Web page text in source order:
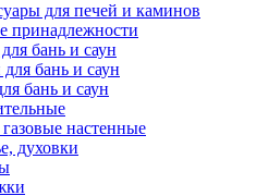
для печей и каминов
принадлежности
бань и саун
бань и саун
бань и саун
настенные
духовки